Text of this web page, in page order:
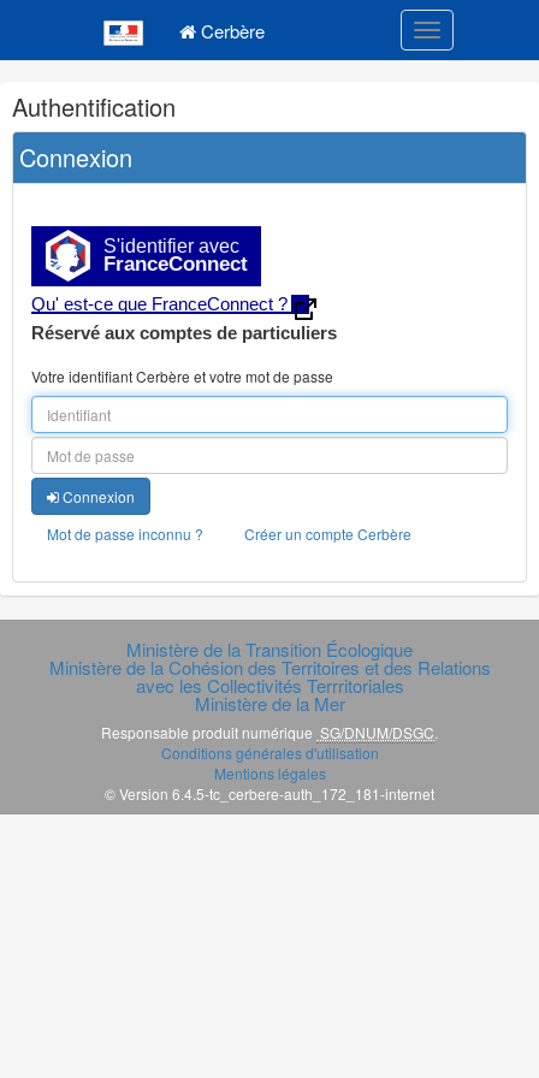
Cerbère Toggle
Navigation
et
outils
annexes
Authentification
Connexion
S'identifier avec
FranceConnect
Qu' est-ce que FranceConnect ?
Réservé aux comptes de particuliers
Votre identifiant Cerbère et votre mot de passe
Connexion
Mot de passe inconnu ?
Créer un compte Cerbère
Ministère de la Transition Écologique
Ministère de la Cohésion des Territoires et des Relations
avec les Collectivités Terrritoriales
Ministère de la Mer
Responsable produit numérique SG/DNUM/DSGC.
Conditions générales d'utilisation
Mentions légales
© Version 6.4.5-tc_cerbere-auth_172_181-internet